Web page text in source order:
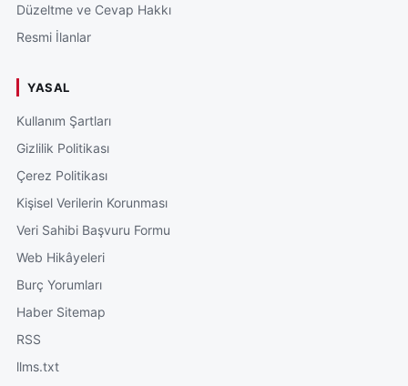
Düzeltme ve Cevap Hakkı
Resmi İlanlar
YASAL
Kullanım Şartları
Gizlilik Politikası
Çerez Politikası
Kişisel Verilerin Korunması
Veri Sahibi Başvuru Formu
Web Hikâyeleri
Burç Yorumları
Haber Sitemap
RSS
llms.txt